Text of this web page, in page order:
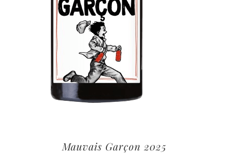
Mauvais Garçon 2025